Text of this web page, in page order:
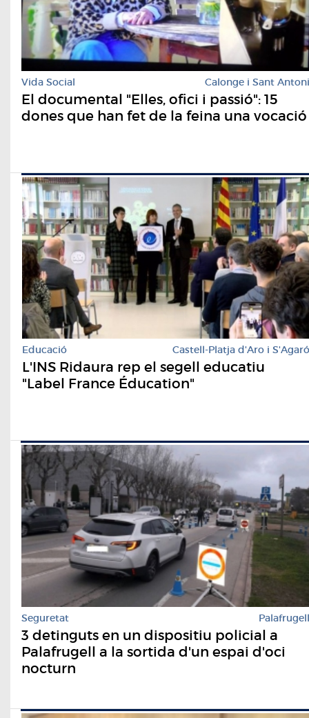
Vida Social Calonge i Sant Antoni
El documental "Elles, ofici i passió": 15
dones que han fet de la feina una vocació
Educació Castell-Platja d'Aro i S'Agaró
L'INS Ridaura rep el segell educatiu
"Label France Éducation"
Seguretat Palafrugell
3 detinguts en un dispositiu policial a
Palafrugell a la sortida d'un espai d'oci
nocturn